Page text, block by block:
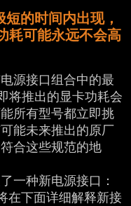
的时间内出现，
耗可能永远不会高
源接口组合中的最
将推出的显卡功耗会
所有型号都立即挑
能未来推出的原厂
合这些规范的地
一种新电源接口：
在下面详细解释新接